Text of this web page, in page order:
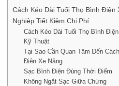
Cách Kéo Dài Tuổi Thọ Bình Điện
Nghiệp Tiết Kiệm Chi Phí
Cách Kéo Dài Tuổi Thọ Bình
Kỹ Thuật
Tại Sao Cần Quan Tâm Đến
Điện Xe Nâng
Sạc Bình Điện Đúng Thời Điểm
Không Ngắt Sạc Giữa Chừng